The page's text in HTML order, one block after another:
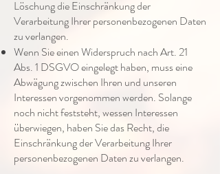
Löschung die Einschränkung der
Verarbeitung Ihrer personenbezogenen Daten
zu verlangen.
Wenn Sie einen Widerspruch nach Art. 21
Abs. 1 DSGVO eingelegt haben, muss eine
Abwägung zwischen Ihren und unseren
Interessen vorgenommen werden. Solange
noch nicht feststeht, wessen Interessen
überwiegen, haben Sie das Recht, die
Einschränkung der Verarbeitung Ihrer
personenbezogenen Daten zu verlangen.